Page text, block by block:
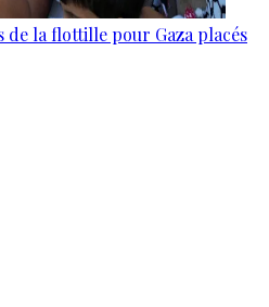
de la flottille pour Gaza placés